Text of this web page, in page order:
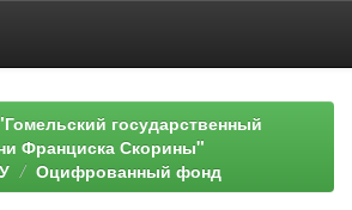
государственный
Франциска Скорины"
Оцифрованный фонд